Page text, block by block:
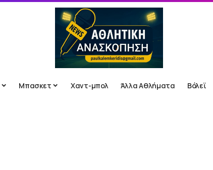
Μπασκετ Χαντ-μπολ Άλλα Αθλήματα Βόλεϊ